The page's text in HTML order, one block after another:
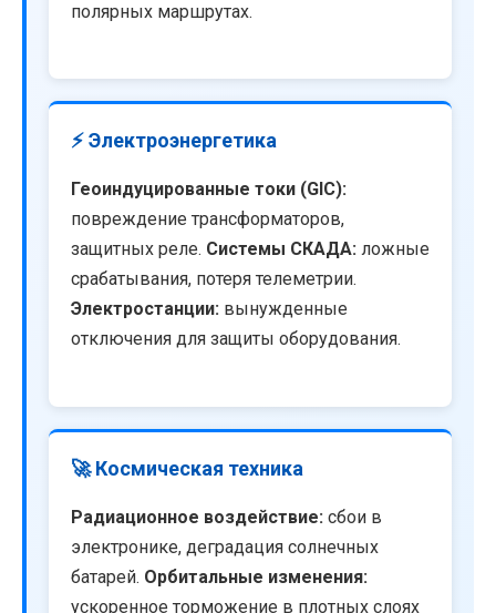
полярных маршрутах.
⚡ Электроэнергетика
Геоиндуцированные токи (GIC):
повреждение трансформаторов,
защитных реле. Системы СКАДА: ложные
срабатывания, потеря телеметрии.
Электростанции: вынужденные
отключения для защиты оборудования.
🚀 Космическая техника
Радиационное воздействие: сбои в
электронике, деградация солнечных
батарей. Орбитальные изменения:
ускоренное торможение в плотных слоях